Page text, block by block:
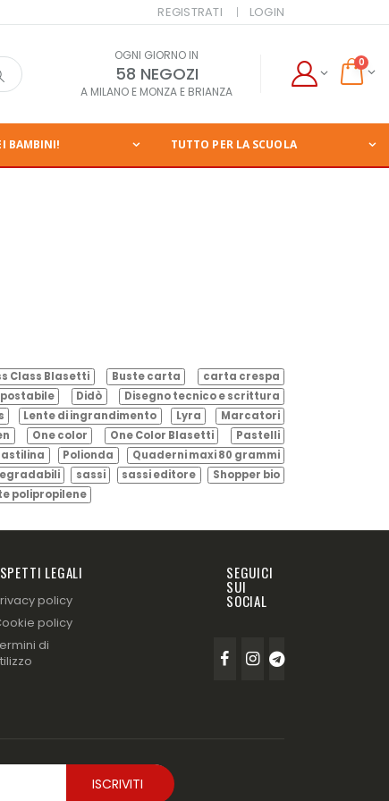
REGISTRATI LOGIN
OGNI GIORNO IN
58 NEGOZI
A MILANO E MONZA E BRIANZA
0
BAMBINI! TUTTO PER LA SCUOLA
Class Blasetti Buste carta
carta crespa
Didò
Disegno tecnico e scrittura
Lente di ingrandimento Lyra
Marcatori
One color One Color Blasetti
Pastelli
Polionda
Quaderni maxi 80 grammi
sassi sassi editore
Shopper bio
polipropilene
LEGALI
policy
policy
di
SEGUICI
SUI
SOCIAL